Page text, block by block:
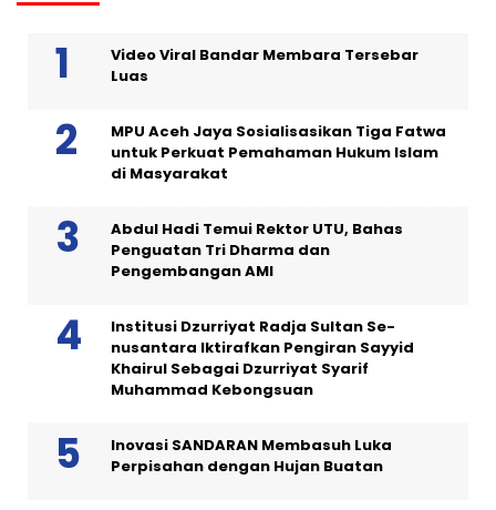
Video Viral Bandar Membara Tersebar
Luas
MPU Aceh Jaya Sosialisasikan Tiga Fatwa
untuk Perkuat Pemahaman Hukum Islam
di Masyarakat
Abdul Hadi Temui Rektor UTU, Bahas
Penguatan Tri Dharma dan
Pengembangan AMI
Institusi Dzurriyat Radja Sultan Se-
nusantara Iktirafkan Pengiran Sayyid
Khairul Sebagai Dzurriyat Syarif
Muhammad Kebongsuan
Inovasi SANDARAN Membasuh Luka
Perpisahan dengan Hujan Buatan